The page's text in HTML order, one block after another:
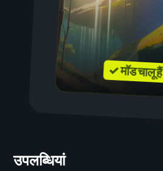
✓ मॉड चालू हैं
उपलब्धियां